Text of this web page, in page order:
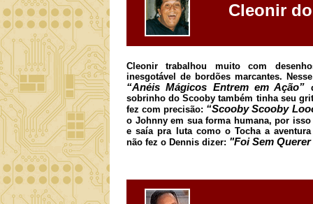
Cleonir
Cleonir trabalhou muito com
inesgotável de bordões marcantes.
“Anéis Mágicos Entrem em Ação”
sobrinho do Scooby também tinha seu
fez com precisão: “Scooby Scooby
o Johnny em sua forma humana, por
e saía pra luta como o Tocha a
não fez o Dennis dizer: "Foi Sem